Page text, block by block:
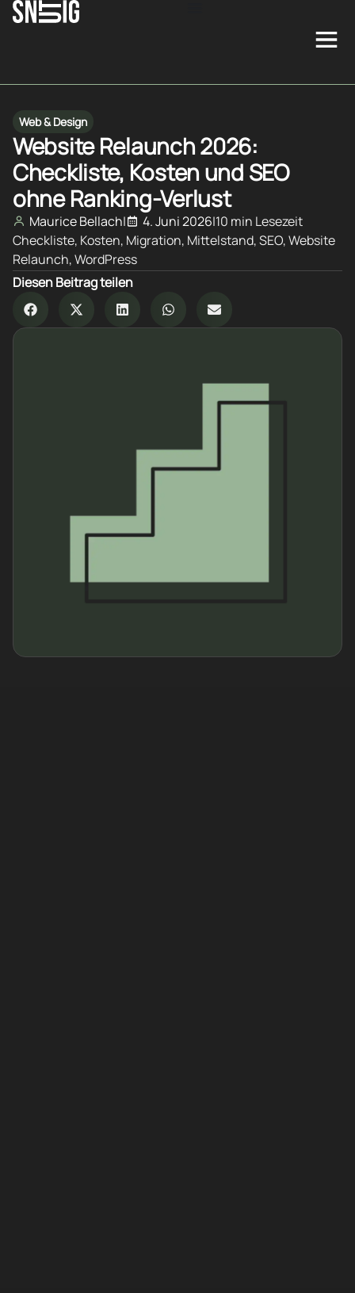
Web & Design
Website Relaunch 2026:
Checkliste, Kosten und SEO
ohne Ranking-Verlust
Maurice Bellach| 4. Juni 2026|10 min Lesezeit
Checkliste, Kosten, Migration, Mittelstand,SEO,Website
Relaunch,WordPress
Diesen Beitrag teilen